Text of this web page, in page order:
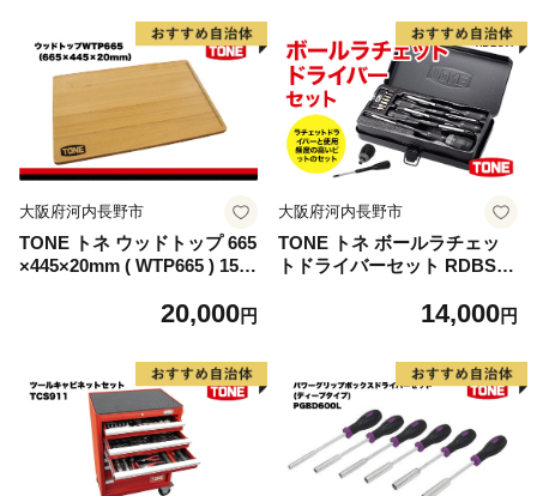
大阪府河内長野市
TONE トネ ウッドトップ 665
×445×20mm ( WTP665 ) 1500
動車 バイク DIY メンテナン
20,000円
大阪府河内長野市
TONE トネ ボールラチェッ
トドライバーセット RDBS11
40000388｜工具 整備士 自動
14,000円